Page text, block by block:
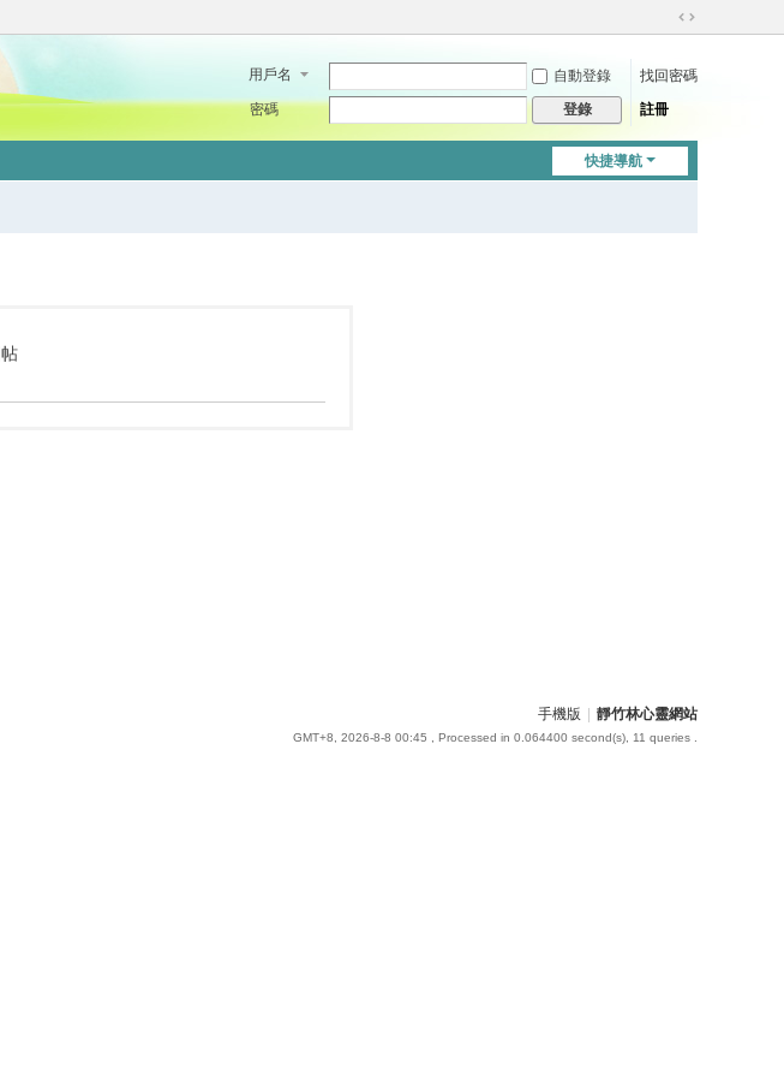
切
到
用戶名 自動登錄
找回密碼
密碼
登錄 註冊
快捷導航
手機版 靜竹林心靈網站
GMT+8, 2026-8-8 00:45 , Processed in 0.064400 second(s), 11 queries .